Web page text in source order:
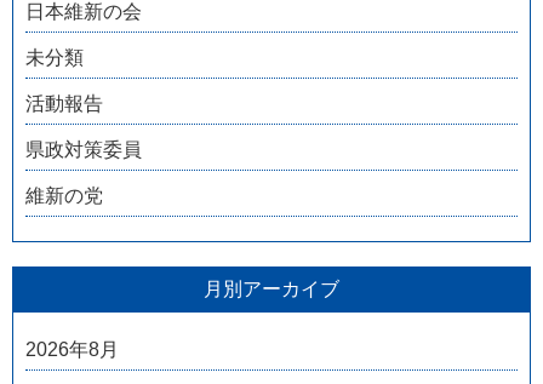
日本維新の会
未分類
活動報告
県政対策委員
維新の党
月別アーカイブ
2026年8月